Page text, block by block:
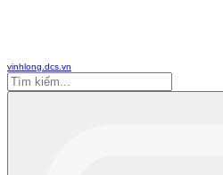
vinhlong.dcs.vn